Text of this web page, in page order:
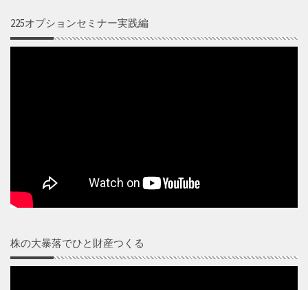
225オプションセミナー実践編
株の大暴落でひと財産つくる